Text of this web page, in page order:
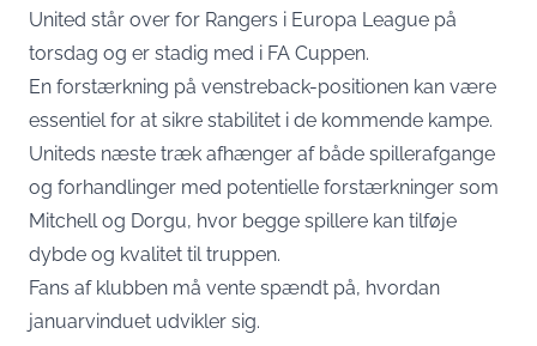
United står over for Rangers i Europa League på
torsdag og er stadig med i FA Cuppen.
En forstærkning på venstreback-positionen kan være
essentiel for at sikre stabilitet i de kommende kampe.
Uniteds næste træk afhænger af både spillerafgange
og forhandlinger med potentielle forstærkninger som
Mitchell og Dorgu, hvor begge spillere kan tilføje
dybde og kvalitet til truppen.
Fans af klubben må vente spændt på, hvordan
januarvinduet udvikler sig.